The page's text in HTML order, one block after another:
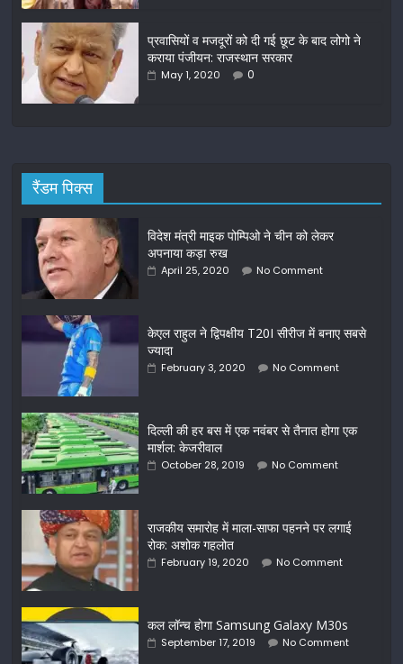
प्रवासियों व मजदूरों को दी गई छूट के बाद लोगो ने
कराया पंजीयन: राजस्थान सरकार
May 1, 2020 0
रैंडम पिक्स
विदेश मंत्री माइक पोम्पिओ ने चीन को लेकर
अपनाया कड़ा रुख
April 25, 2020 No Comment
केएल राहुल ने द्विपक्षीय T20I सीरीज में बनाए सबसे
ज्यादा
February 3, 2020 No Comment
दिल्ली की हर बस में एक नवंबर से तैनात होगा एक
मार्शल: केजरीवाल
October 28, 2019 No Comment
राजकीय समारोह में माला-साफा पहनने पर लगाई
रोक: अशोक गहलोत
February 19, 2020 No Comment
कल लॉन्च होगा Samsung Galaxy M30s
September 17, 2019 No Comment